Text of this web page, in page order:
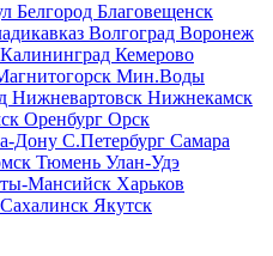
Белгород Благовещенск
Волгоград Воронеж
Калининград Кемерово
Мин.Воды
Нижневартовск Нижнекамск
Оренбург Орск
Дону С.Петербург Самара
Тюмень Улан-Удэ
Мансийск Харьков
Якутск